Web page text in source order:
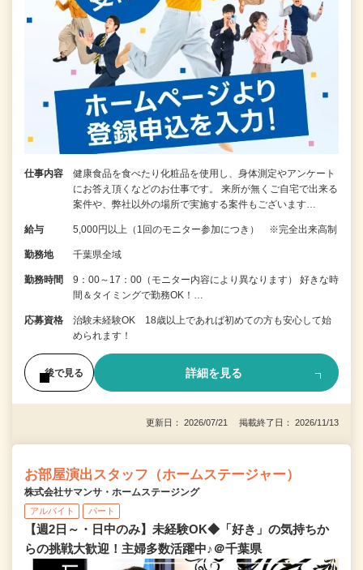
仕事内容
健康食品を食べたり化粧品を使用し、身体測定やアンケート
にお答え頂くなどのお仕事です。 来所が無くご自宅で出来る
案件や、弊社以外の場所で実施する案件もございます…
給与 5,000円以上（1回のモニター参加につき） ※完全出来高制
勤務地 千葉県全域
勤務時間
9：00～17：00（モニター内容により異なります） 好きな時
間＆タイミングで勤務OK！…
応募資格
治験未経験OK 18歳以上であれば初めての方も安心して始
められます！
後で見る 詳細を見る
更新日： 2026/07/21 掲載終了日： 2026/11/13
お部屋演出スタッフ（ホームステージャー）
株式会社サマンサ・ホームステージング
アルバイト パート
【週2日～・日中のみ】未経験OK◆「好き」の気持ちか
らの挑戦大歓迎！主婦多数活躍中♪＠千葉県